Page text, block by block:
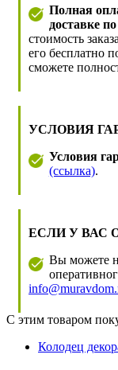
Полная
доставке
стоимость
его бесплатно
сможете
УСЛОВИЯ
Условия
(ссылка).
ЕСЛИ У ВАС
Вы можете
С этим товаром
Колодец